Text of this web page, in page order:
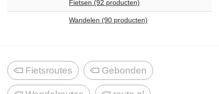
Fietsen (92 producten)
Wandelen (90 producten)
Fietsroutes Gebonden